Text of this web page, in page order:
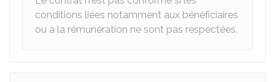
conditions liées notamment aux bénéficiaires
ou à la rémunération ne sont pas respectées.